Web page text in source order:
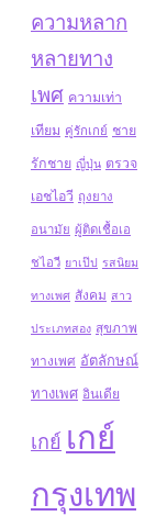
ความหลาก
หลายทาง
เพศ ความเท่า
เทียม คู่รักเกย์ ชาย
รักชาย ญี่ปุ่น ตรวจ
เอชไอวี ถุงยาง
อนามัย ผู้ติดเชื้อเอ
ชไอวี ยาเป๊ป รสนิยม
ทางเพศ สังคม สาว
ประเภทสอง สุขภาพ
ทางเพศ อัตลักษณ์
ทางเพศ อินเดีย
เกย์ เกย์
กรุงเทพ